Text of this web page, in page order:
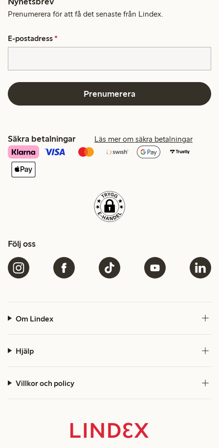
Prenumerera för att få det senaste från Lindex.
E-postadress *
Prenumerera
Säkra betalningar Läs mer om säkra betalningar
Följ oss
Om Lindex
Hjälp
Villkor och policy